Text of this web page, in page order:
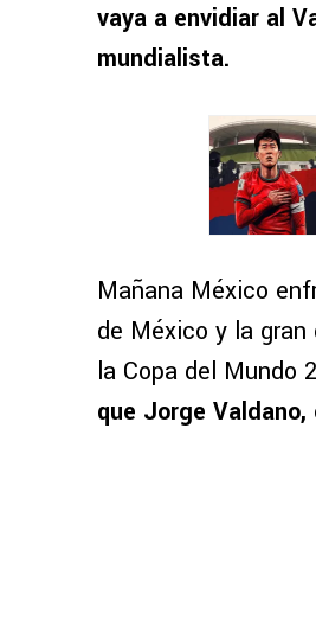
vaya a envidiar al
mundialista.
Mañana México
de México y la
la Copa del Mundo
que Jorge